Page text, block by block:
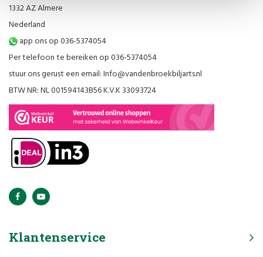
1332 AZ Almere
Nederland
app ons op 036-5374054
Per telefoon te bereiken op 036-5374054
stuur ons gerust een email:Info@vandenbroekbiljarts.nl
BTW NR: NL 001594143B56 K.V.K 33093724
Klantenservice